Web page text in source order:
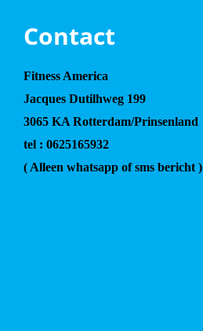
Contact
Fitness America
Jacques Dutilhweg 199
3065 KA Rotterdam/Prinsenland
tel : 0625165932
( Alleen whatsapp of sms bericht )